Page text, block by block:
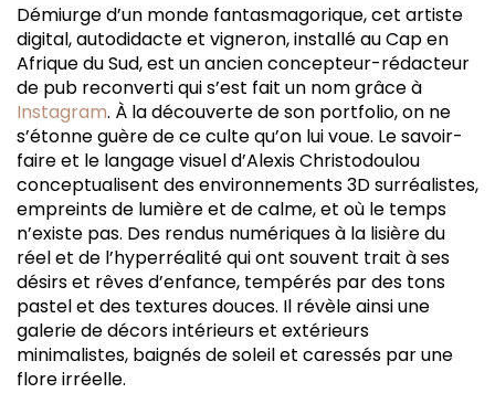
Démiurge d’un monde fantasmagorique, cet artiste
digital, autodidacte et vigneron, installé au Cap en
Afrique du Sud, est un ancien concepteur-rédacteur
de pub reconverti qui s’est fait un nom grâce à
Instagram. À la découverte de son portfolio, on ne
s’étonne guère de ce culte qu’on lui voue. Le savoir-
faire et le langage visuel d’Alexis Christodoulou
conceptualisent des environnements 3D surréalistes,
empreints de lumière et de calme, et où le temps
n’existe pas. Des rendus numériques à la lisière du
réel et de l’hyperréalité qui ont souvent trait à ses
désirs et rêves d’enfance, tempérés par des tons
pastel et des textures douces. Il révèle ainsi une
galerie de décors intérieurs et extérieurs
minimalistes, baignés de soleil et caressés par une
flore irréelle.